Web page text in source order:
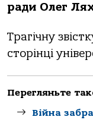
ради Олег
Трагічну
сторінці
Перегляньте
Війна